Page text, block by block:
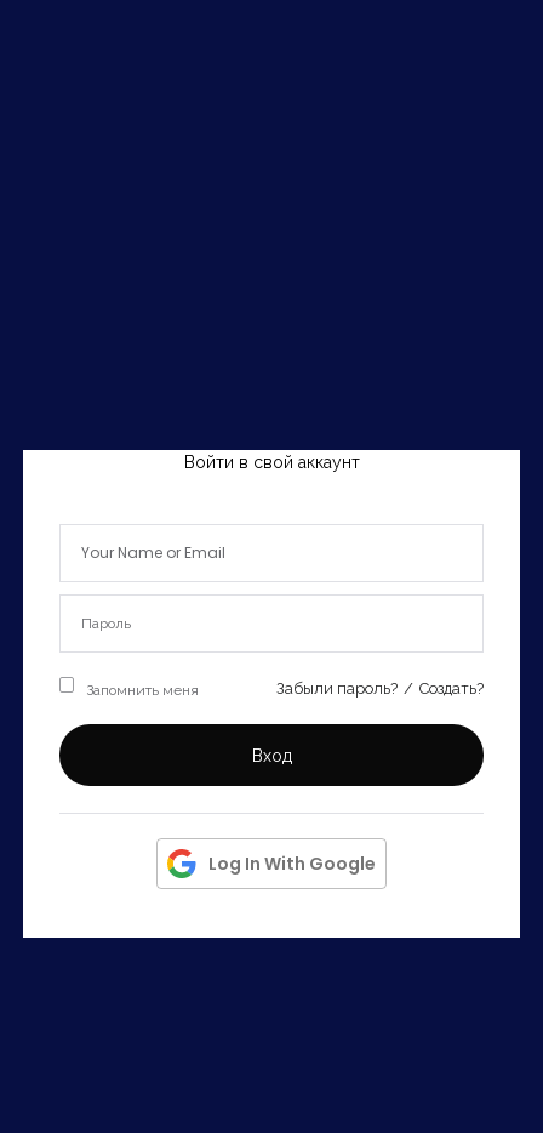
Войти в свой аккаунт
Запомнить меня Создать?
/
Забыли пароль?
Вход
Log In With Google